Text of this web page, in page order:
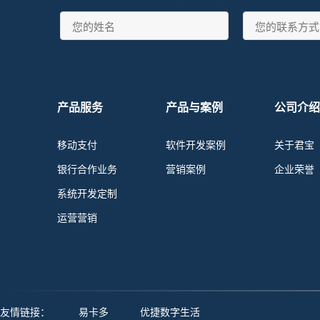
产品服务
移动支付
银行合作业务
系统开发定制
运营营销
产品与案例
软件开发案例
营销案例
公司介绍
关于君宝
企业荣誉
友情链接： 易卡多 优捷数字生活